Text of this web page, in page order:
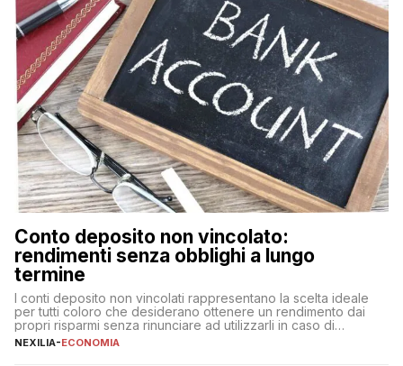
Conto deposito non vincolato:
rendimenti senza obblighi a lungo
termine
I conti deposito non vincolati rappresentano la scelta ideale
per tutti coloro che desiderano ottenere un rendimento dai
propri risparmi senza rinunciare ad utilizzarli in caso di
necessità. A differenza delle forme vincolate tradizionali,
NEXILIA-ECONOMIA